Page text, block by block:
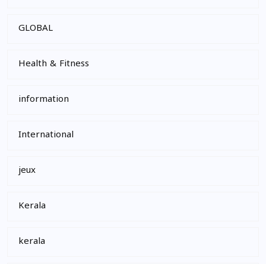
GLOBAL
Health & Fitness
information
International
jeux
Kerala
kerala